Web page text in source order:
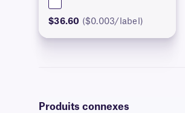
$36.60 ($0.003/label)
Produits connexes